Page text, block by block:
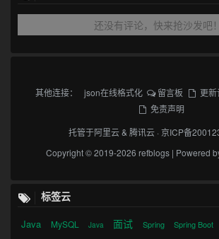
还没有评论，快来抢沙发吧！
其他连接： json在线格式化 留言板 更新
免责声明
托管于阿里云& 腾讯云 ·京ICP备
Copyright © 2019-2026 refblogs | Powered
标签云
Java MySQL Java 面试 Spring Spring Boot